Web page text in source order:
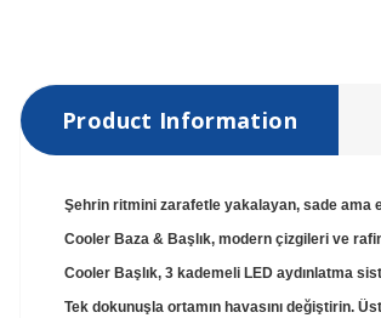
Product Information
Şehrin ritmini zarafetle yakalayan, sade ama
Cooler Baza & Başlık, modern çizgileri ve
Cooler Başlık, 3 kademeli LED aydınlatma
Tek dokunuşla ortamın havasını değiştirin.